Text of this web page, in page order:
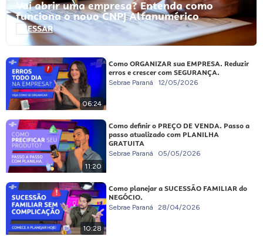
Vai abrir uma empresa? Entenda como
funciona o novo CNPJ Alfanumérico
ACESSAR
06:24
Como ORGANIZAR sua EMPRESA. Reduzir
erros e crescer com SEGURANÇA.
Sebrae Paraná 12/05/2026
11:20
Como definir o PREÇO DE VENDA. Passo a
passo atualizado com PLANILHA
GRATUITA
Sebrae Paraná 05/05/2026
10:28
Como planejar a SUCESSÃO FAMILIAR do
NEGÓCIO.
Sebrae Paraná 28/04/2026